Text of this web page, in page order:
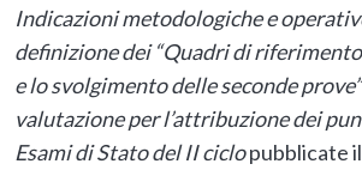
Indicazioni metodologiche e
definizione dei “Quadri di
e lo svolgimento delle seconde
valutazione per l’attribuzione dei
Esami di Stato del II ciclopubblicate